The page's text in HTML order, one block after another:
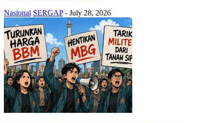
Nasional SERGAP - July 28, 2026